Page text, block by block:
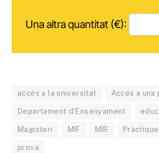
Una altra quantitat (€):
accés a la universitat Accés a
Departament d'Ensenyament
Magisteri MIF MIR
prova